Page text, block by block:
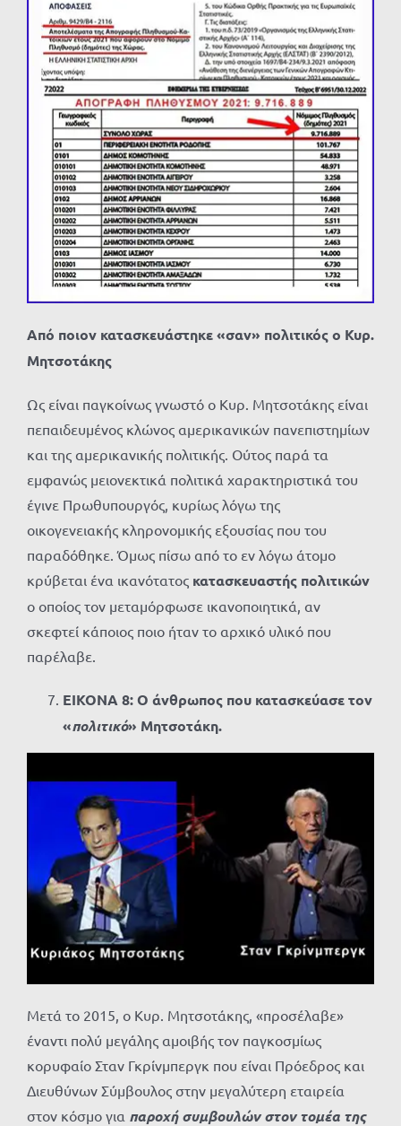
Από ποιον κατασκευάστηκε «σαν» πολιτικός ο Κυρ.
Μητσοτάκης
Ως είναι παγκοίνως γνωστό ο Κυρ. Μητσοτάκης είναι
πεπαιδευμένος κλώνος αμερικανικών πανεπιστημίων
και της αμερικανικής πολιτικής. Ούτος παρά τα
εμφανώς μειονεκτικά πολιτικά χαρακτηριστικά του
έγινε Πρωθυπουργός, κυρίως λόγω της
οικογενειακής κληρονομικής εξουσίας που του
παραδόθηκε. Όμως πίσω από το εν λόγω άτομο
κρύβεται ένα ικανότατος κατασκευαστής πολιτικών
ο οποίος τον μεταμόρφωσε ικανοποιητικά, αν
σκεφτεί κάποιος ποιο ήταν το αρχικό υλικό που
παρέλαβε.
ΕΙΚΟΝΑ 8: Ο άνθρωπος που κατασκεύασε τον
«πολιτικό» Μητσοτάκη.
Μετά το 2015, ο Κυρ. Μητσοτάκης, «προσέλαβε»
έναντι πολύ μεγάλης αμοιβής τον παγκοσμίως
κορυφαίο Σταν Γκρίνμπεργκ που είναι Πρόεδρος και
Διευθύνων Σύμβουλος στην μεγαλύτερη εταιρεία
στον κόσμο για παροχή συμβουλών στον τομέα της